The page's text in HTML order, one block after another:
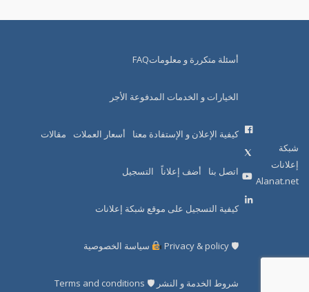
شبكة
إعلانات
Alanat.net
أسئلة متكررة و معلوماتFAQ
الخيارات و الخدمات المدفوعة الأجر
كيفية الإعلان و الإستفادة معنا أسعار العملات مقالات
اتصل بنا أضف إعلاناً التسجيل
كيفية التسجيل على موقع شبكة إعلانات
🛡 Privacy & policy سياسة الخصوصية
شروط الخدمة و النشر 🛡 Terms and conditions